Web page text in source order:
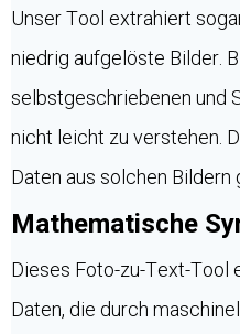
Unser Tool extrahiert
niedrig aufgelöste Bilder.
selbstgeschriebenen und
nicht leicht zu verstehen.
Daten aus solchen Bildern
Mathematische
Dieses Foto-zu-Text-Tool
Daten, die durch